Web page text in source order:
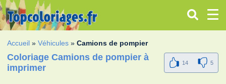
Accueil »Véhicules »Camions de pompier
Coloriage Camions de pompier à
imprimer
14 5